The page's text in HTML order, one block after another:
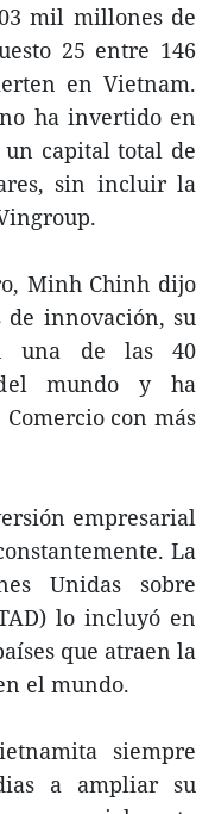
mil millones de
25 entre 146
en Vietnam.
ha invertido en
capital total de
sin incluir la
Minh Chinh dijo
de innovación, su
una de las 40
mundo y ha
con más
empresarial
La
Unidas sobre
lo incluyó en
que atraen la
el mundo.
siempre
a ampliar su